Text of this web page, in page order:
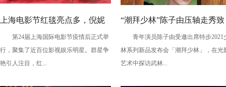
上海电影节红毯亮点多，倪妮
仙气逼人，张蓝心戴鸽子蛋珠
光宝气
第24届上海国际电影节疫情后正式举
行，聚集了近百位影视娱乐明星。群星争
艳引人注目，红...
“潮拜少林”陈子由压轴走秀致
敬国潮
青年演员陈子由受邀出席特步2021
林系列新品发布会「潮拜少林」，在光
艺术中探访武林...